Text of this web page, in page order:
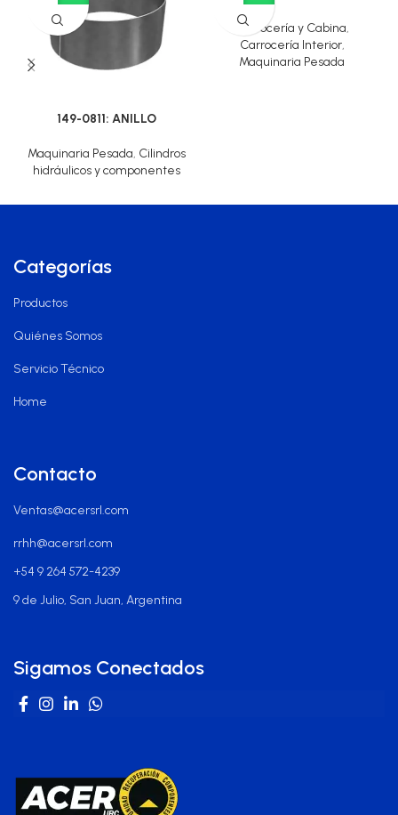
149-0811: ANILLO
Maquinaria Pesada, Cilindros
hidráulicos y componentes
Carrocería y Cabina,
Carrocería Interior,
Maquinaria Pesada
Categorías
Productos
Quiénes Somos
Servicio Técnico
Home
Contacto
Ventas@acersrl.com
rrhh@acersrl.com
+54 9 264 572-4239
9 de Julio, San Juan, Argentina
Sigamos Conectados